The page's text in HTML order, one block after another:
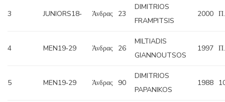
3 JUNIORS18‐ Άνδρας 23
DIMITRIOS
FRAMPITSIS
2000
4 MEN19‐29 Άνδρας 26
MILTIADIS
GIANNOUTSOS
1997
5 MEN19‐29 Άνδρας 90
DIMITRIOS
PAPANIKOS
1988